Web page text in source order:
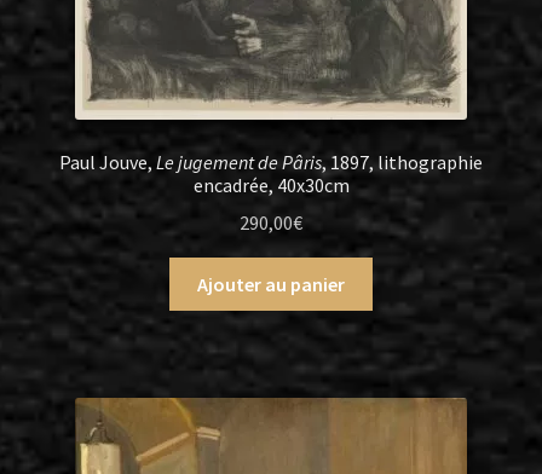
Paul Jouve, Le jugement de Pâris, 1897, lithographie
encadrée, 40x30cm
290,00€
Ajouter au panier